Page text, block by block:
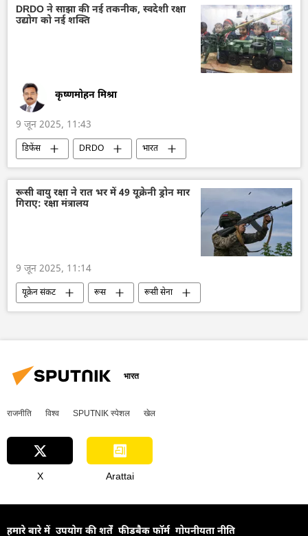
यूक्रेन का जवाबी हमला
विशेष सैन्य अभियान
DRDO ने साझा की नई तकनीक, स्वदेशी रक्षा
उद्योग को नई शक्ति
कृष्णमोहन मिश्रा
9 जून 2025, 11:43
डिफेंस DRDO
भारत
भारत सरकार
रक्षा मंत्रालय (MoD)
भारतीय सेना
भारतीय सशस्‍त्र सेनाएँ
परमाणु हथियार
रूसी वायु रक्षा ने रात भर में 49 यूक्रेनी ड्रोन मार
गिराए: रक्षा मंत्रालय
9 जून 2025, 11:14
यूक्रेन संकट रूस
रूसी सेना
राष्ट्रीय सुरक्षा
यूक्रेन ड्रोन हमला
भारत
राजनीति विश्व SPUTNIK स्पेशल खेल
X Arattai
हमारे बारे में उपयोग की शर्तें फीडबैक फॉर्म गोपनीयता नीति